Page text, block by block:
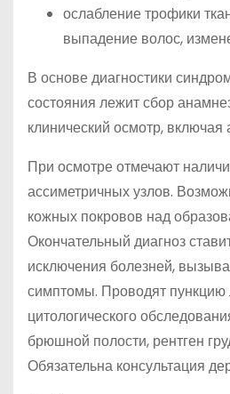
ослабление трофики
выпадение волос,
В основе диагностики
состояния лежит сбор
клинический осмотр,
При осмотре отмечают
ассиметричных узлов.
кожных покровов над
Окончательный диагноз
исключения болезней,
симптомы. Проводят
цитологического
брюшной полости, рентген
Обязательна консультация